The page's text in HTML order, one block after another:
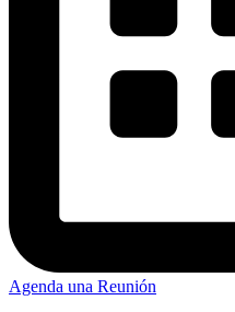
Agenda una Reunión